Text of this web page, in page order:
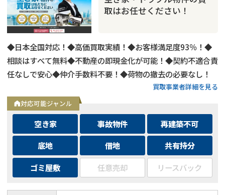
取はお任せください！
◆日本全国対応！◆高価買取実績！◆お客様満足度93％！◆
相談はすべて無料◆不動産の即現金化が可能！◆契約不適合責
任なしで安心◆仲介手数料不要！◆荷物の撤去の必要なし！
買取事業者詳細を見る
対応可能ジャンル
空き家 事故物件
再建築不可
底地
借地
共有持分
ゴミ屋敷
任意売却 リースバック